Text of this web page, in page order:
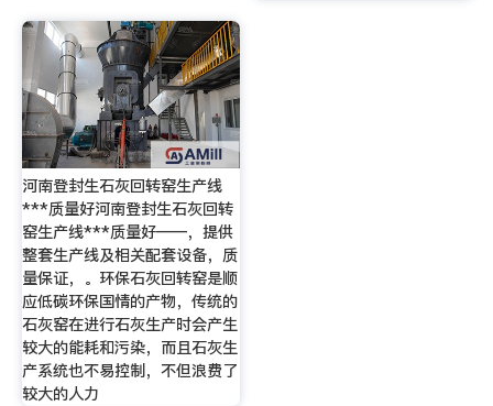
河南登封生石灰回转窑生产线
***质量好河南登封生石灰回转
窑生产线***质量好——，提供
整套生产线及相关配套设备，质
量保证，。环保石灰回转窑是顺
应低碳环保国情的产物，传统的
石灰窑在进行石灰生产时会产生
较大的能耗和污染，而且石灰生
产系统也不易控制，不但浪费了
较大的人力